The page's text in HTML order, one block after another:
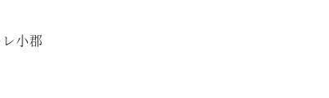
小郡